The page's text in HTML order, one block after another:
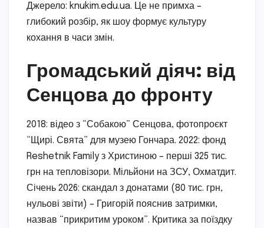
Джерело: knukim.edu.ua. Це не примха –
глибокий розбір, як шоу формує культуру
кохання в часи змін.
Громадський діяч: від
Сенцова до фронту
2018: відео з “Собакою” Сенцова, фотопроєкт
“Щирі. Свята” для музею Гончара. 2022: фонд
Reshetnik Family з Христиною – перші 325 тис.
грн на тепловізори. Мільйони на ЗСУ, Охматдит.
Січень 2026: скандал з донатами (80 тис. грн,
нульові звіти) – Григорій пояснив затримки,
назвав “прикритим уроком”. Критика за поїздку